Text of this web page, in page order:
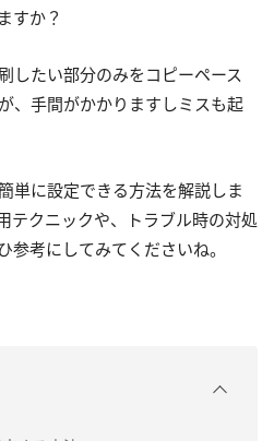
すか？
したい部分のみをコピーペース
、手間がかかりますしミスも起
単に設定できる方法を解説しま
テクニックや、トラブル時の対処
参考にしてみてくださいね。